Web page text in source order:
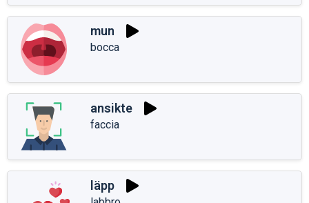
mun
bocca
ansikte
faccia
läpp